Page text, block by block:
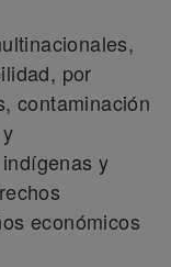
por
contaminación
y
económicos